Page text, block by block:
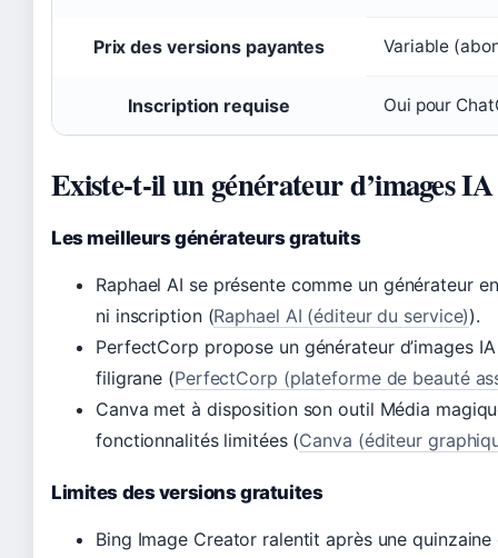
Prix des versions payantes Variable
Inscription requise Oui pour
Existe-t-il un générateur d’images
Les meilleurs générateurs gratuits
Raphael AI se présente comme un générateur
ni inscription (Raphael AI (éditeur du service)).
PerfectCorp propose un générateur d’images
filigrane (PerfectCorp (plateforme de beauté
Canva met à disposition son outil Média
fonctionnalités limitées (Canva (éditeur
Limites des versions gratuites
Bing Image Creator ralentit après une quinzaine